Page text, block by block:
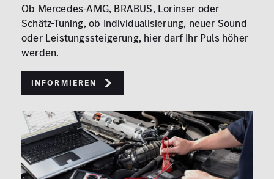
Ob Mercedes-AMG, BRABUS, Lorinser oder
Schätz-Tuning, ob Individualisierung, neuer Sound
oder Leistungssteigerung, hier darf Ihr Puls höher
werden.
Informieren